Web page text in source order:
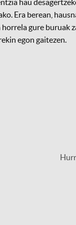
hau
Era berean,
gure buruak
egon gaitezen.